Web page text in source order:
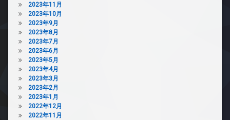
2023年11月
2023年10月
2023年9月
2023年8月
2023年7月
2023年6月
2023年5月
2023年4月
2023年3月
2023年2月
2023年1月
2022年12月
2022年11月